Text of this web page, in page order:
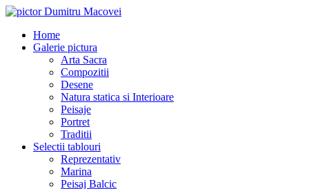
Home
Galerie pictura
Arta Sacra
Compozitii
Desene
Natura statica si Interioare
Peisaje
Portret
Traditii
Selectii tablouri
Reprezentativ
Marina
Peisaj Balcic